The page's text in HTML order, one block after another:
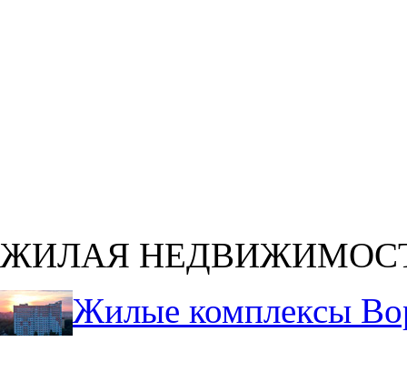
ЖИЛАЯ
Жилые комплексы